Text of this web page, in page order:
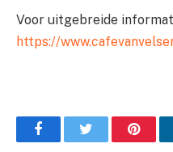
Voor uitgebreide
https://
FacebookTwitter